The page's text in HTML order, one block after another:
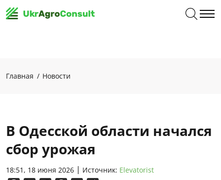
Главная Новости
В Одесской области начался
сбор урожая
18:51, 18 июня 2026 Источник: Elevatorist